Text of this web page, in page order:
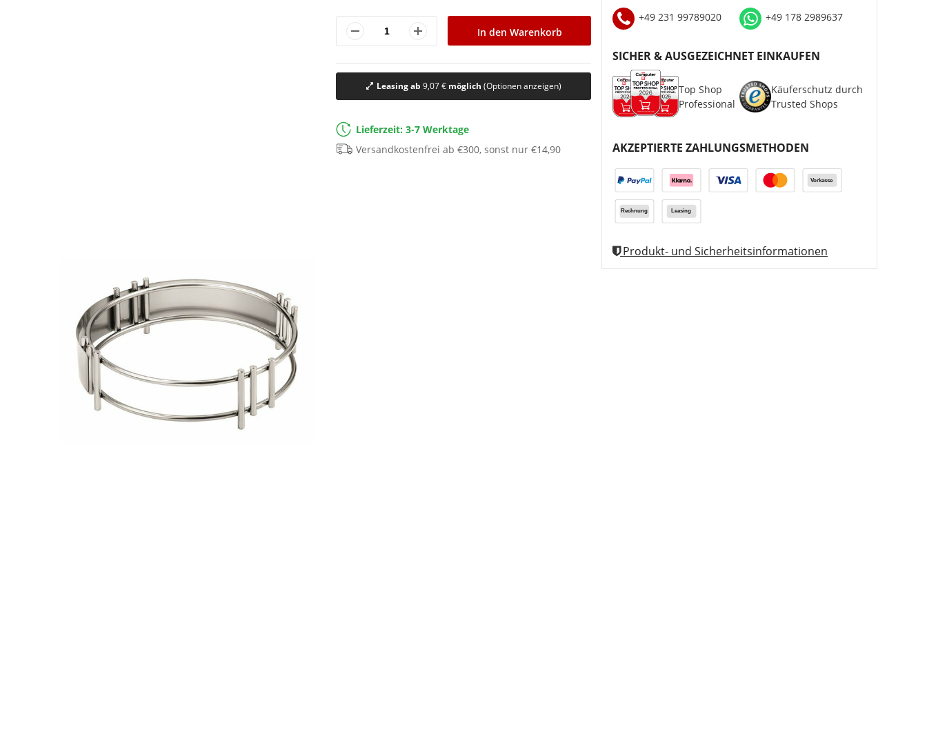
In den Warenkorb
Leasing ab 9,07 €möglich (Optionen anzeigen)
Lieferzeit: 3-7 Werktage
Versandkostenfrei ab €300, sonst nur €14,90
+49 231 99789020 +49 178 2989637
SICHER & AUSGEZEICHNET EINKAUFEN
Top Shop
Professional
Käuferschutz durch
Trusted Shops
AKZEPTIERTE ZAHLUNGSMETHODEN
Produkt- und Sicherheitsinformationen